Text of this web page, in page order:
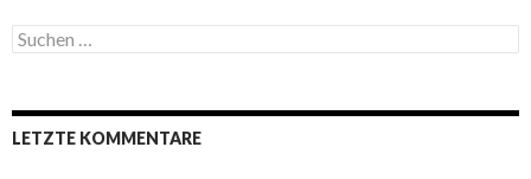
g
o
n
S
u
e
n
LETZTE KOMMENTARE